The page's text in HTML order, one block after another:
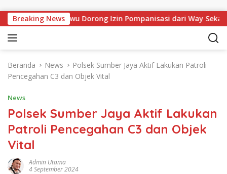
Breaking News
Pringsewu Dorong Izin Pompanisasi dari Way
Beranda News
Polsek Sumber Jaya Aktif Lakukan Patroli
Pencegahan C3 dan Objek Vital
News
Polsek Sumber Jaya Aktif Lakukan
Patroli Pencegahan C3 dan Objek
Vital
Admin Utama
4 September 2024